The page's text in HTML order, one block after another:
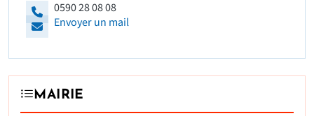
0590 28 08 08
Envoyer un mail
MAIRIE